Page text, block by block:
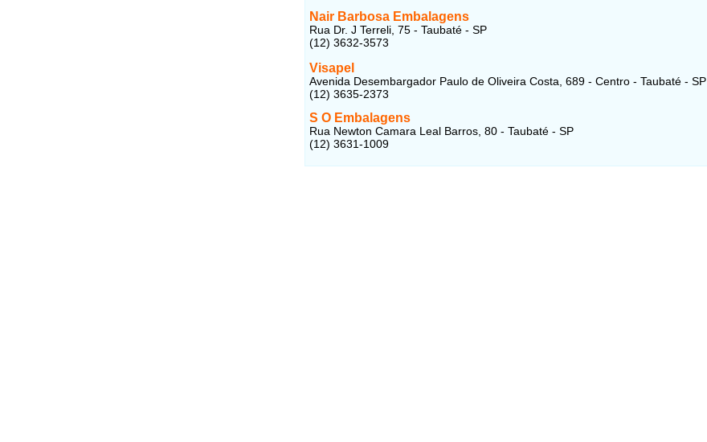
Nair Barbosa Embalagens
Rua Dr. J Terreli, 75 - Taubaté - SP
(12) 3632-3573
Visapel
Avenida Desembargador Paulo de Oliveira Costa, 689 - Centro - Taubaté - SP
(12) 3635-2373
S O Embalagens
Rua Newton Camara Leal Barros, 80 - Taubaté - SP
(12) 3631-1009